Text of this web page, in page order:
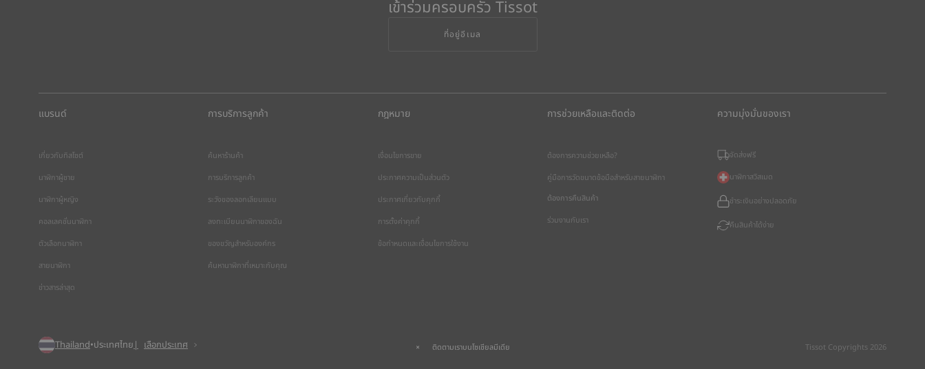
เข้าร่วมครอบครัว Tissot
ที่อยู่อีเมล
แบรนด์
เกี่ยวกับทิสโซต์
นาฬิกาผู้ชาย
นาฬิกาผู้หญิง
คอลเลคชั่นนาฬิกา
ตัวเลือกนาฬิกา
สายนาฬิกา
ข่าวสารล่าสุด
การบริการลูกค้า
ค้นหาร้านค้า
การบริการลูกค้า
ระวังของลอกเลียนแบบ
ลงทะเบียนนาฬิกาของฉัน
ของขวัญสำหรับองค์กร
ค้นหานาฬิกาที่เหมาะกับคุณ
กฎหมาย
เงื่อนไขการขาย
ประกาศความเป็นส่วนตัว
ประกาศเกี่ยวกับคุกกี้
การตั้งค่าคุกกี้
ข้อกำหนดและเงื่อนไขการใช้งาน
การช่วยเหลือและติดต่อ
ต้องการความช่วยเหลือ?
คู่มือการวัดขนาดข้อมือสำหรับสายนาฬิกา
ต้องการคืนสินค้า
ร่วมงานกับเรา
ความมุ่งมั่นของเรา
จัดส่งฟรี
นาฬิกาสวิสเมด
ชำระเงินอย่างปลอดภัย
คืนสินค้าได้ง่าย
Thailand•ประเทศไทย เลือกประเทศ ติดตามเราบนโซเชียลมีเดีย Tissot Copyrights 2026